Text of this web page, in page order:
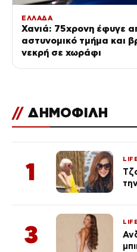
ΕΛΛΑΔΑ
Χανιά: 75χρονη έφυγε
αστυνομικό τμήμα και
νεκρή σε χωράφι
// ΔΗΜΟΦΙΛΗ
1 LIFE
3 LIFE